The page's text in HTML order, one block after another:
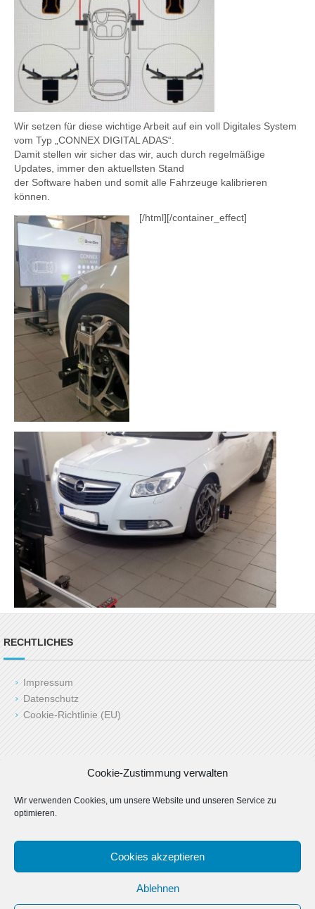
Cookie-Zustimmung verwalten
Wir verwenden Cookies, um unsere Website und unseren Service zu
optimieren.
Cookies akzeptieren
Ablehnen
Wir setzen für diese wichtige Arbeit auf ein voll Digitales System
vom Typ „CONNEX DIGITAL ADAS“.
Damit stellen wir sicher das wir, auch durch regelmäßige
Updates, immer den aktuellsten Stand
der Software haben und somit alle Fahrzeuge kalibrieren
können.
[/html][/container_effect]
RECHTLICHES
Impressum
Datenschutz
Cookie-Richtlinie (EU)
Copyright (c) 2025 LAH24.de